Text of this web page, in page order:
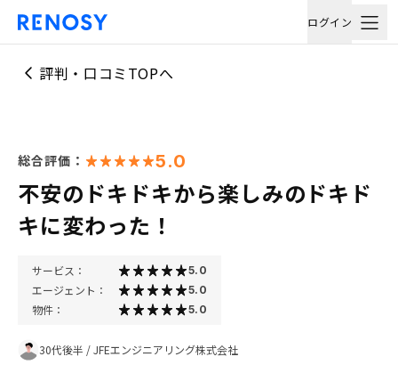
ログイン
評判・口コミTOPへ
総合評価： 5.0
不安のドキドキから楽しみのドキド
キに変わった！
サービス： 5.0
エージェント： 5.0
物件： 5.0
30代後半 /JFEエンジニアリング株式会社